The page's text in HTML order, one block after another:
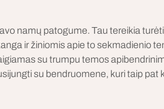
namų patogume. Tau tereikia
ir žiniomis apie to sekmadienio
su trumpu temos
su bendruomene, kuri taip pat